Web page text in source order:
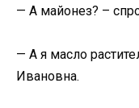
— А майонез? –
— А я масло
Ивановна.